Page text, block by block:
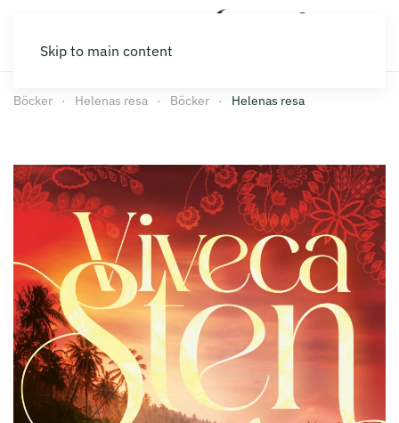
Skip to main content
Böcker Helenas resa Böcker Helenas resa